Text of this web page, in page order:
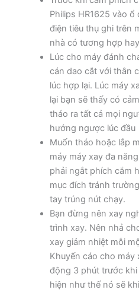
Philips HR1625 vào
điện tiêu thụ ghi trên
nhà có tương hợp
Lúc cho máy đánh
cán dao cắt với thân
lúc hợp lại. Lúc máy
lại bạn sẽ thấy có
tháo ra tất cả mọi
hướng ngược lúc đầu
Muốn tháo hoặc lắp
máy máy xay đa
phải ngắt phích cắm
mục đích tránh
tay trúng nút chạy.
Bạn đừng nên xay
trình xay. Nên nhả
xay giảm nhiệt mỗi
Khuyến cáo cho
động 3 phút trước
hiện như thế nó sẽ